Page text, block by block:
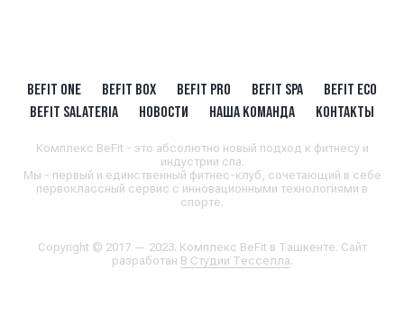
BEFIT ONE BEFIT BOX BEFIT PRO BEFIT SPA
BEFIT ECO
BEFIT SALATERIA
НОВОСТИ НАША КОМАНДА КОНТАКТЫ
Комплекс BeFit - это абсолютно новый подход к фитнесу и
индустрии спа.
Мы - первый и единственный фитнес-клуб, сочетающий в себе
первоклассный сервис с инновационными технологиями в
спорте.
Copyright © 2017 — 2023. Комплекс BeFit в Ташкенте. Сайт
разработан В Студии Тесселла.